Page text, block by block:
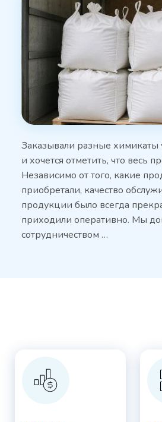
Заказывали разные химикаты
и хочется отметить, что весь
Независимо от того, какие
приобретали, качество
продукции было всегда
приходили оперативно. Мы
сотрудничеством …